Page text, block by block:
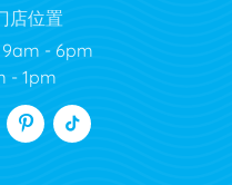
店位置
9am - 6pm
- 1pm